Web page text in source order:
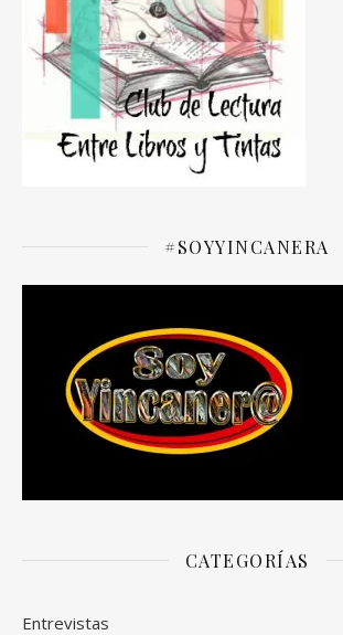
#SOYYINCANERA
CATEGORÍAS
Entrevistas